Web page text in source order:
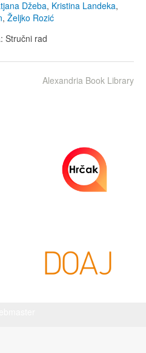
Džeba, Kristina Landeka,
, Željko Rozić
Stručni rad
Alexandria Book Library